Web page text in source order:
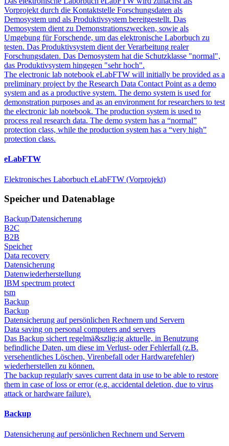
Vorprojekt durch die Kontaktstelle Forschungsdaten als
Demosystem und als Produktivsystem bereitgestellt. Das
Demosystem dient zu Demonstrationszwecken, sowie als
Umgebung für Forschende, um das elektronische Laborbuch zu
testen. Das Produktivsystem dient der Verarbeitung realer
Forschungsdaten. Das Demosystem hat die Schutzklasse "normal",
das Produktivsystem hingegen "sehr hoch".
The electronic lab notebook eLabFTW will initially be provided as a
preliminary project by the Research Data Contact Point as a demo
system and as a productive system. The demo system is used for
demonstration purposes and as an environment for researchers to test
the electronic lab notebook. The production system is used to
process real research data. The demo system has a “normal”
protection class, while the production system has a “very high”
protection class.
eLabFTW
Elektronisches Laborbuch eLabFTW (Vorprojekt)
Speicher und Datenablage
Backup/Datensicherung
B2C
B2B
Speicher
Data recovery
Datensicherung
Datenwiederherstellung
IBM spectrum protect
tsm
Backup
Backup
Datensicherung auf persönlichen Rechnern und Servern
Data saving on personal computers and servers
Das Backup sichert regelmä&szlig;ig aktuelle, in Benutzung
befindliche Daten, um diese im Verlust- oder Fehlerfall (z.B.
versehentliches Löschen, Virenbefall oder Hardwarefehler)
wiederherstellen zu können.
The backup regularly saves current data in use to be able to restore
them in case of loss or error (e.g. accidental deletion, due to virus
attack or hardware failure).
Backup
Datensicherung auf persönlichen Rechnern und Servern